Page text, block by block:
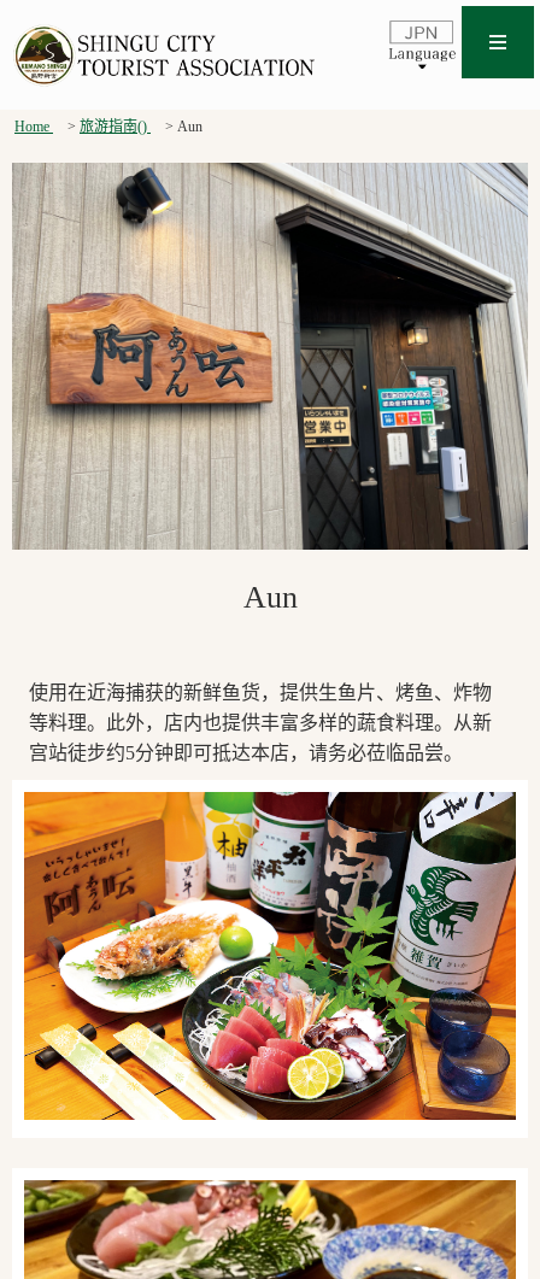
Home 旅游指南() Aun
Aun
使用在近海捕获的新鲜鱼货，提供生鱼片、烤鱼、炸物
等料理。此外，店内也提供丰富多样的蔬食料理。从新
宫站徒步约5分钟即可抵达本店，请务必莅临品尝。